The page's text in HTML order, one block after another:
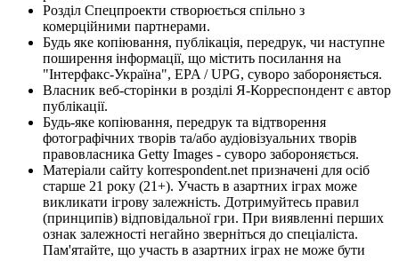
Розділ Спецпроекти створюється спільно з
комерційними партнерами.
Будь яке копіювання, публікація, передрук, чи наступне
поширення інформації, що містить посилання на
"Інтерфакс-Україна", EPA / UPG, суворо забороняється.
Власник веб-сторінки в розділі Я-Корреспондент є автор
публікації.
Будь-яке копіювання, передрук та відтворення
фотографічних творів та/або аудіовізуальних творів
правовласника Getty Images - суворо забороняється.
Матеріали сайту korrespondent.net призначені для осіб
старше 21 року (21+). Участь в азартних іграх може
викликати ігрову залежність. Дотримуйтесь правил
(принципів) відповідальної гри. При виявленні перших
ознак залежності негайно зверніться до спеціаліста.
Пам'ятайте, що участь в азартних іграх не може бути